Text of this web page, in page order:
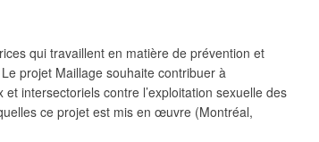
qui travaillent en matière de prévention et
projet Maillage souhaite contribuer à
intersectoriels contre l’exploitation sexuelle des
ce projet est mis en œuvre (Montréal,